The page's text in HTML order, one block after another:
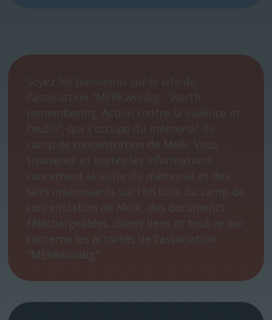
Soyez les bienvenus sur le site de
l'association "MERKwürdig - Worth
remembering. Action contre la violence et
l'oubli", qui s'occupe du mémorial du
camp de concentration de Melk. Vous
trouverez ici toutes les informations
concernant la visite du mémorial et des
faits intéressants sur l'histoire du camp de
concentration de Melk, des documents
téléchargeables, divers liens et tout ce qui
concerne les activités de l'association
"MERKwürdig".